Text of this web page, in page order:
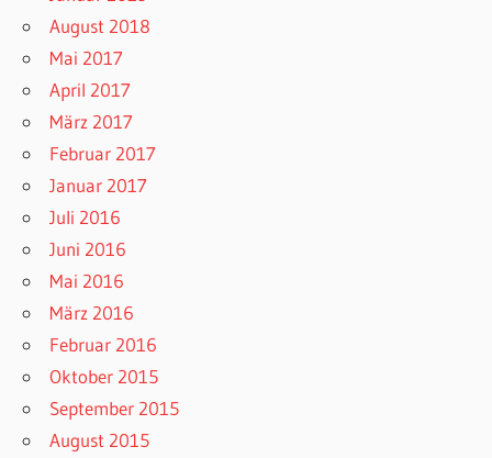
August 2018
Mai 2017
April 2017
März 2017
Februar 2017
Januar 2017
Juli 2016
Juni 2016
Mai 2016
März 2016
Februar 2016
Oktober 2015
September 2015
August 2015